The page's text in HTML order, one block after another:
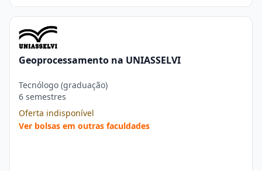
Geoprocessamento na UNIASSELVI
Tecnólogo (graduação)
6 semestres
Oferta indisponível
Ver bolsas em outras faculdades